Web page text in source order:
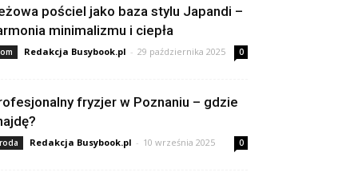
pościel jako baza stylu Japandi –
minimalizmu i ciepła
Redakcja Busybook.pl - 29 października 2025 0
fryzjer w Poznaniu – gdzie
Redakcja Busybook.pl - 10 września 2025 0